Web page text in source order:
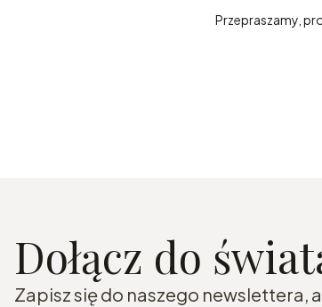
Przepraszamy,
Dołącz do
Zapisz się do naszego newslettera,